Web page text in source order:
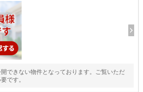
できない物件となっております。ご覧いただ
です。